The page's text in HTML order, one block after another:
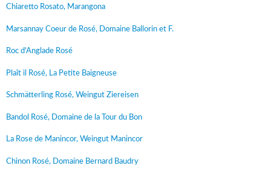
Chiaretto Rosato, Marangona
Marsannay Coeur de Rosé, Domaine Ballorin et F.
Roc d'Anglade Rosé
Plaît il Rosé, La Petite Baigneuse
Schmätterling Rosé, Weingut Ziereisen
Bandol Rosé, Domaine de la Tour du Bon
La Rose de Manincor, Weingut Manincor
Chinon Rosé, Domaine Bernard Baudry